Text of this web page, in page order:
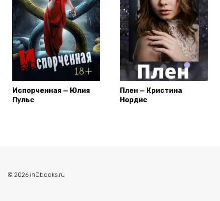
Испорченная — Юлия
Пульс
Плен — Кристина
Нордис
© 2026 inDbooks.ru